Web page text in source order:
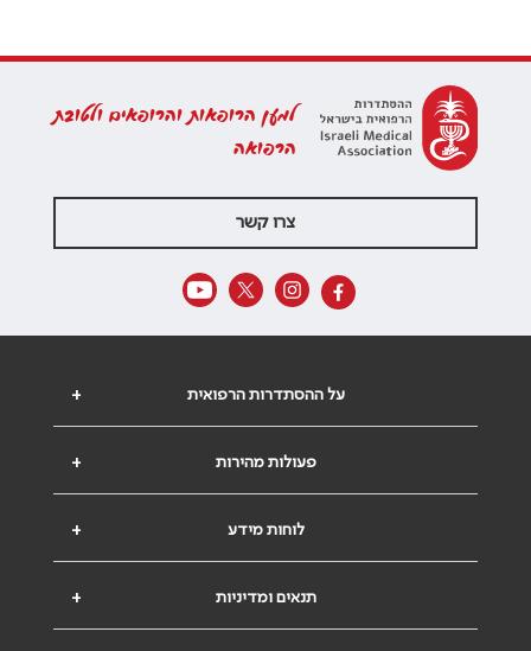
למען הרופאות והרופאים ולטובת
הרפואה
צרו קשר
+ על ההסתדרות הרפואית
+ פעולות מהירות
+ לוחות מידע
+ תנאים ומדיניות